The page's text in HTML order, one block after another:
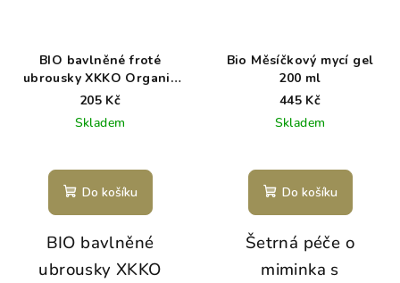
BIO bavlněné froté
ubrousky XKKO Organic
40x40 - Grey
205 Kč
Skladem
Do košíku
BIO bavlněné
ubrousky XKKO
Bio Měsíčkový mycí gel
200 ml
445 Kč
Skladem
Do košíku
Šetrná péče o
miminka s